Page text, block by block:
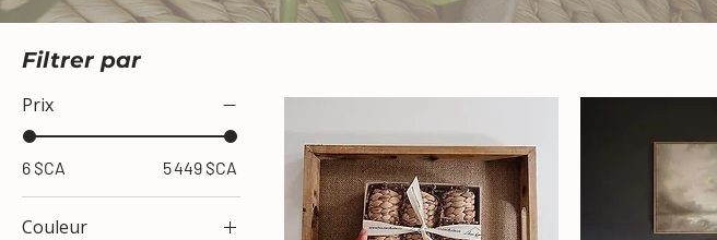
Filtrer par
Prix
6 $CA 5 449 $CA
Couleur